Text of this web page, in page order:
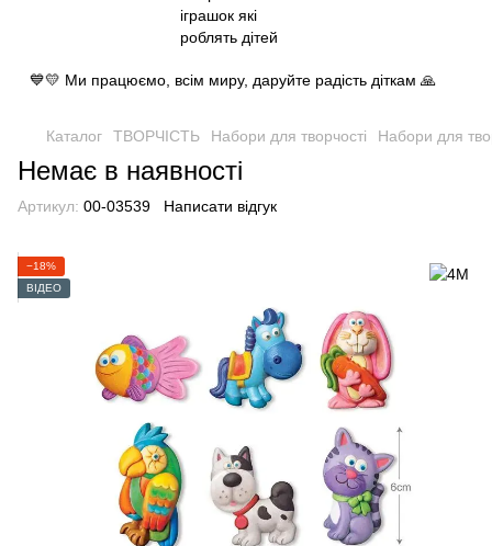
💙💛 Ми працюємо, всім миру, даруйте радість діткам 🙏
Каталог ТВОРЧІСТЬ Набори для творчості Набори для
Немає в наявності
Артикул: 00-03539 Написати відгук
−18%
ВІДЕО